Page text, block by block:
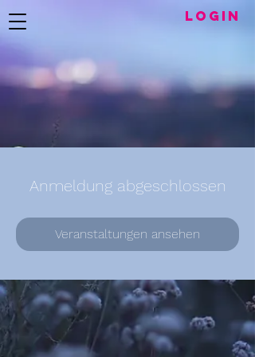
LogIN
Anmeldung abgeschlossen
Veranstaltungen ansehen